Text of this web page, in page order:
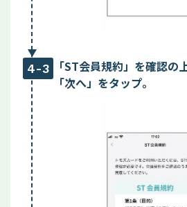
4-3
「ST会員規約」を確認の
「次へ」をタップ。